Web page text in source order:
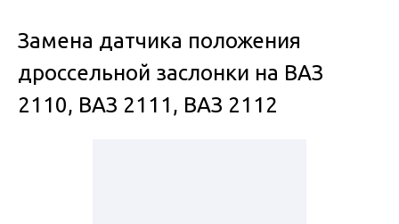
Замена датчика положения
дроссельной заслонки на ВАЗ
2110, ВАЗ 2111, ВАЗ 2112